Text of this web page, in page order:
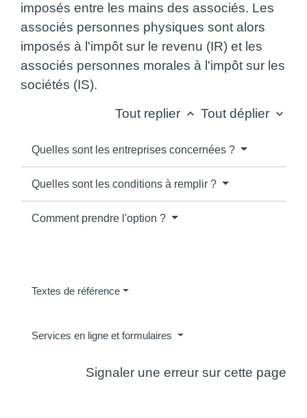
imposés entre les mains des associés. Les
associés personnes physiques sont alors
imposés à l'impôt sur le revenu (IR) et les
associés personnes morales à l'impôt sur les
sociétés (IS).
Tout replier keyboard_arrow_up Tout déplier keyboard_arrow_down
Quelles sont les entreprises concernées ?
Quelles sont les conditions à remplir ?
Comment prendre l'option ?
Textes de référence
Services en ligne et formulaires
Signaler une erreur sur cette page